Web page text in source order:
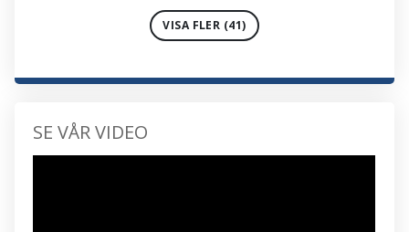
VISA FLER (41)
SE VÅR VIDEO